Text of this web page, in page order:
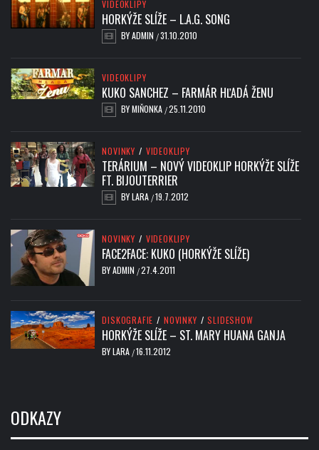
VIDEOKLIPY
HORKÝŽE SLÍŽE – L.A.G. SONG
BYADMIN /31.10.2010
VIDEOKLIPY
KUKO SANCHEZ – FARMÁR HĽADÁ ŽENU
BYMIŇONKA /25.11.2010
NOVINKY / VIDEOKLIPY
TERÁRIUM – NOVÝ VIDEOKLIP HORKÝŽE SLÍŽE
FT. BIJOUTERRIER
BYLARA /19.7.2012
NOVINKY / VIDEOKLIPY
FACE2FACE: KUKO (HORKÝŽE SLÍŽE)
BYADMIN /27.4.2011
DISKOGRAFIE / NOVINKY / SLIDESHOW
HORKÝŽE SLÍŽE – ST. MARY HUANA GANJA
BYLARA /16.11.2012
ODKAZY